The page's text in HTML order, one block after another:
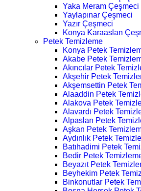
Yaka Meram Çeşmeci
Yaylapınar Çeşmeci
Yazır Çeşmeci
Konya Karaaslan
Petek Temizleme
Konya Petek
Akabe Petek
Akıncılar Petek
Akşehir Petek
Akşemsettin Petek
Alaaddin Petek
Alakova Petek
Alavardı Petek
Alpaslan Petek
Aşkan Petek
Aydınlık Petek
Batıhadimi Petek
Bedir Petek
Beyazıt Petek
Beyhekim Petek
Binkonutlar Petek